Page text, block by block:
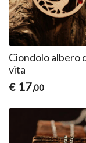
Ciondolo albero
vita
€ 17,00